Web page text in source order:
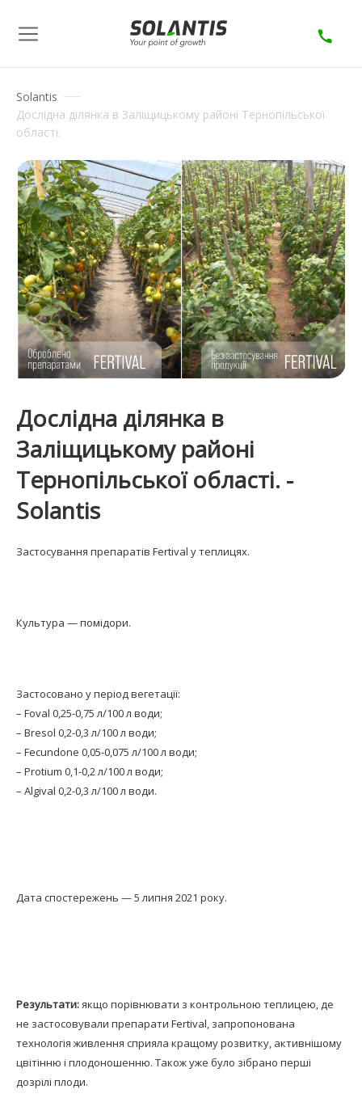
Solantis
Дослідна ділянка в Заліщицькому районі Тернопільської
області.
Дослідна ділянка в
Заліщицькому районі
Тернопільської області. -
Solantis
Застосування препаратів Fertival у теплицях.
Культура — помідори.
Застосовано у період вегетації:
– Foval 0,25-0,75 л/100 л води;
– Bresol 0,2-0,3 л/100 л води;
– Fecundone 0,05-0,075 л/100 л води;
– Protium 0,1-0,2 л/100 л води;
– Algival 0,2-0,3 л/100 л води.
Дата спостережень — 5 липня 2021 року.
Результати:якщо порівнювати з контрольною теплицею, де
не застосовували препарати Fertival, запропонована
технологія живлення сприяла кращому розвитку, активнішому
цвітінню і плодоношенню. Також уже було зібрано перші
дозрілі плоди.